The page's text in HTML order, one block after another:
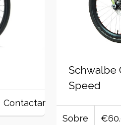
Contactar
Schwalbe
Speed
Sobre